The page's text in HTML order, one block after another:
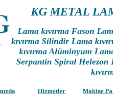
KG METAL
Lama kıvırma Fason
kıvırma Silindir Lama
kıvırma Alüminyum
Serpantin Spiral Helezon
Hizmetler Makine